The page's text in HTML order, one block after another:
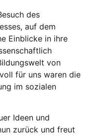
des
auf dem
Einblicke in ihre
von
für uns waren die
im sozialen
Ideen und
zurück und freut